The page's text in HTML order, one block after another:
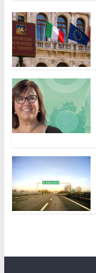
e
b
o
o
k
itt
er